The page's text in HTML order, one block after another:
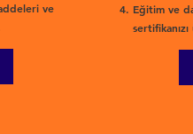
ve
Eğitim ve